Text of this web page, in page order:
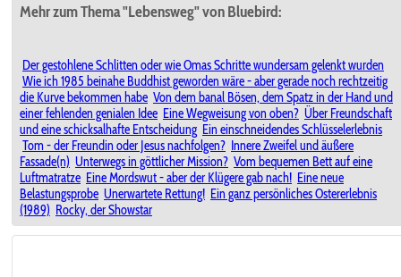
Mehr zum Thema "Lebensweg" von Bluebird:
Der gestohlene Schlitten oder wie Omas Schritte wundersam gelenkt wurden
Wie ich 1985 beinahe Buddhist geworden wäre - aber gerade noch rechtzeitig
die Kurve bekommen habe Von dem banal Bösen, dem Spatz in der Hand und
einer fehlenden genialen Idee Eine Wegweisung von oben? Über Freundschaft
und eine schicksalhafte Entscheidung Ein einschneidendes Schlüsselerlebnis
Tom - der Freundin oder Jesus nachfolgen? Innere Zweifel und äußere
Fassade(n) Unterwegs in göttlicher Mission? Vom bequemen Bett auf eine
Luftmatratze Eine Mordswut - aber der Klügere gab nach! Eine neue
Belastungsprobe Unerwartete Rettung! Ein ganz persönliches Ostererlebnis
(1989) Rocky, der Showstar